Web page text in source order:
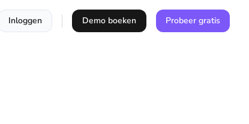
Inloggen Demo boeken Probeer gratis